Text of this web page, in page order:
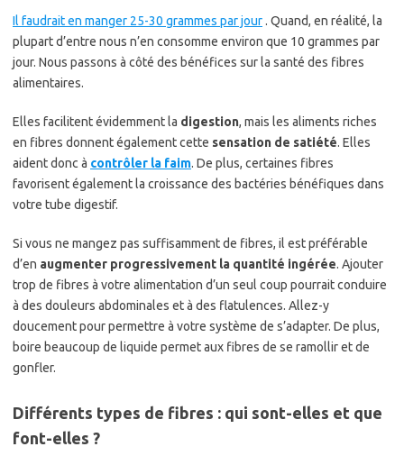
Il faudrait en manger 25-30 grammes par jour. Quand, en réalité, la
plupart d’entre nous n’en consomme environ que 10 grammes par
jour. Nous passons à côté des bénéfices sur la santé des fibres
alimentaires.
Elles facilitent évidemment la digestion, mais les aliments riches
en fibres donnent également cette sensation de satiété. Elles
aident donc à contrôler la faim. De plus, certaines fibres
favorisent également la croissance des bactéries bénéfiques dans
votre tube digestif.
Si vous ne mangez pas suffisamment de fibres, il est préférable
d’en augmenter progressivement la quantité ingérée. Ajouter
trop de fibres à votre alimentation d’un seul coup pourrait conduire
à des douleurs abdominales et à des flatulences. Allez-y
doucement pour permettre à votre système de s’adapter. De plus,
boire beaucoup de liquide permet aux fibres de se ramollir et de
gonfler.
Différents types de fibres : qui sont-elles et que
font-elles ?